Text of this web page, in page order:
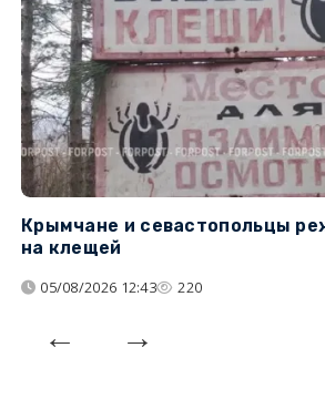
Крымчане и севастопольцы
на клещей
05/08/2026 12:43 220